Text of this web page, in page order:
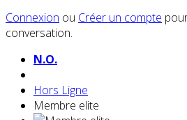
Connexion ou Créer un compte
conversation.
N.O.
Hors Ligne
Membre elite